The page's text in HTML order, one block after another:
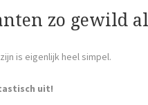
zo gewild
is eigenlijk heel simpel.
uit!